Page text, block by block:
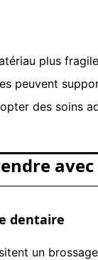
plus
peuvent
des soins
dentaire
un